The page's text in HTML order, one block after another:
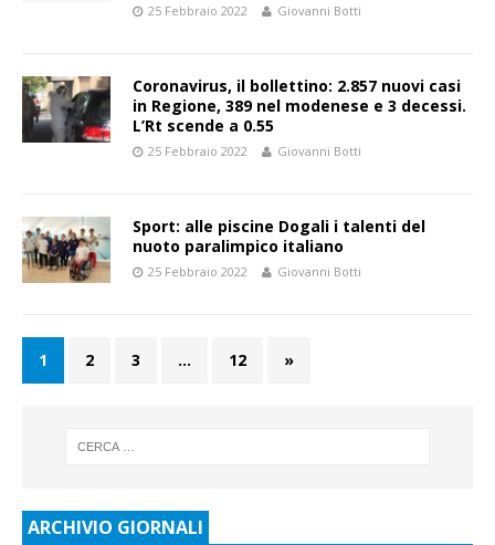
25 Febbraio 2022 Giovanni Botti
Coronavirus, il bollettino: 2.857 nuovi casi
in Regione, 389 nel modenese e 3 decessi.
L’Rt scende a 0.55
25 Febbraio 2022 Giovanni Botti
Sport: alle piscine Dogali i talenti del
nuoto paralimpico italiano
25 Febbraio 2022 Giovanni Botti
1 2 3 … 12 »
ARCHIVIO GIORNALI